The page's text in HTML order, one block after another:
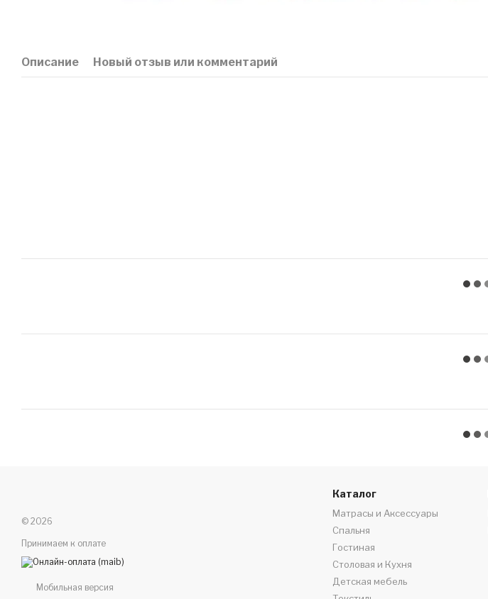
Описание Новый отзыв или комментарий
© 2026
Принимаем к оплате
Мобильная версия
Каталог
Матрасы и Аксессуары
Спальня
Гостиная
Столовая и Кухня
Детская мебель